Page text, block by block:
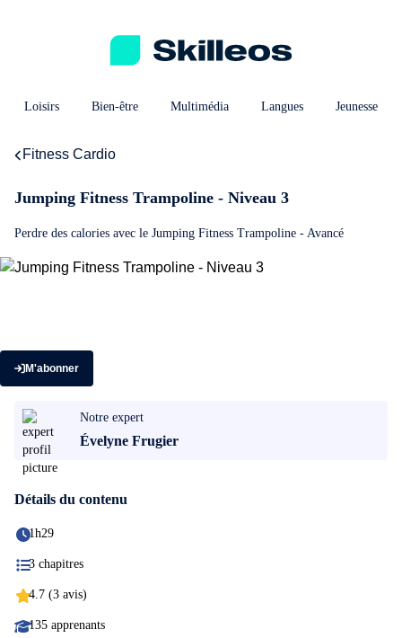
Loisirs Bien-être Multimédia Langues Jeunesse
Fitness Cardio
Jumping Fitness Trampoline - Niveau 3
Perdre des calories avec le Jumping Fitness Trampoline - Avancé
M'abonner
Notre expert
Évelyne Frugier
Détails du contenu
1h29
3 chapitres
4.7 (3 avis)
135 apprenants